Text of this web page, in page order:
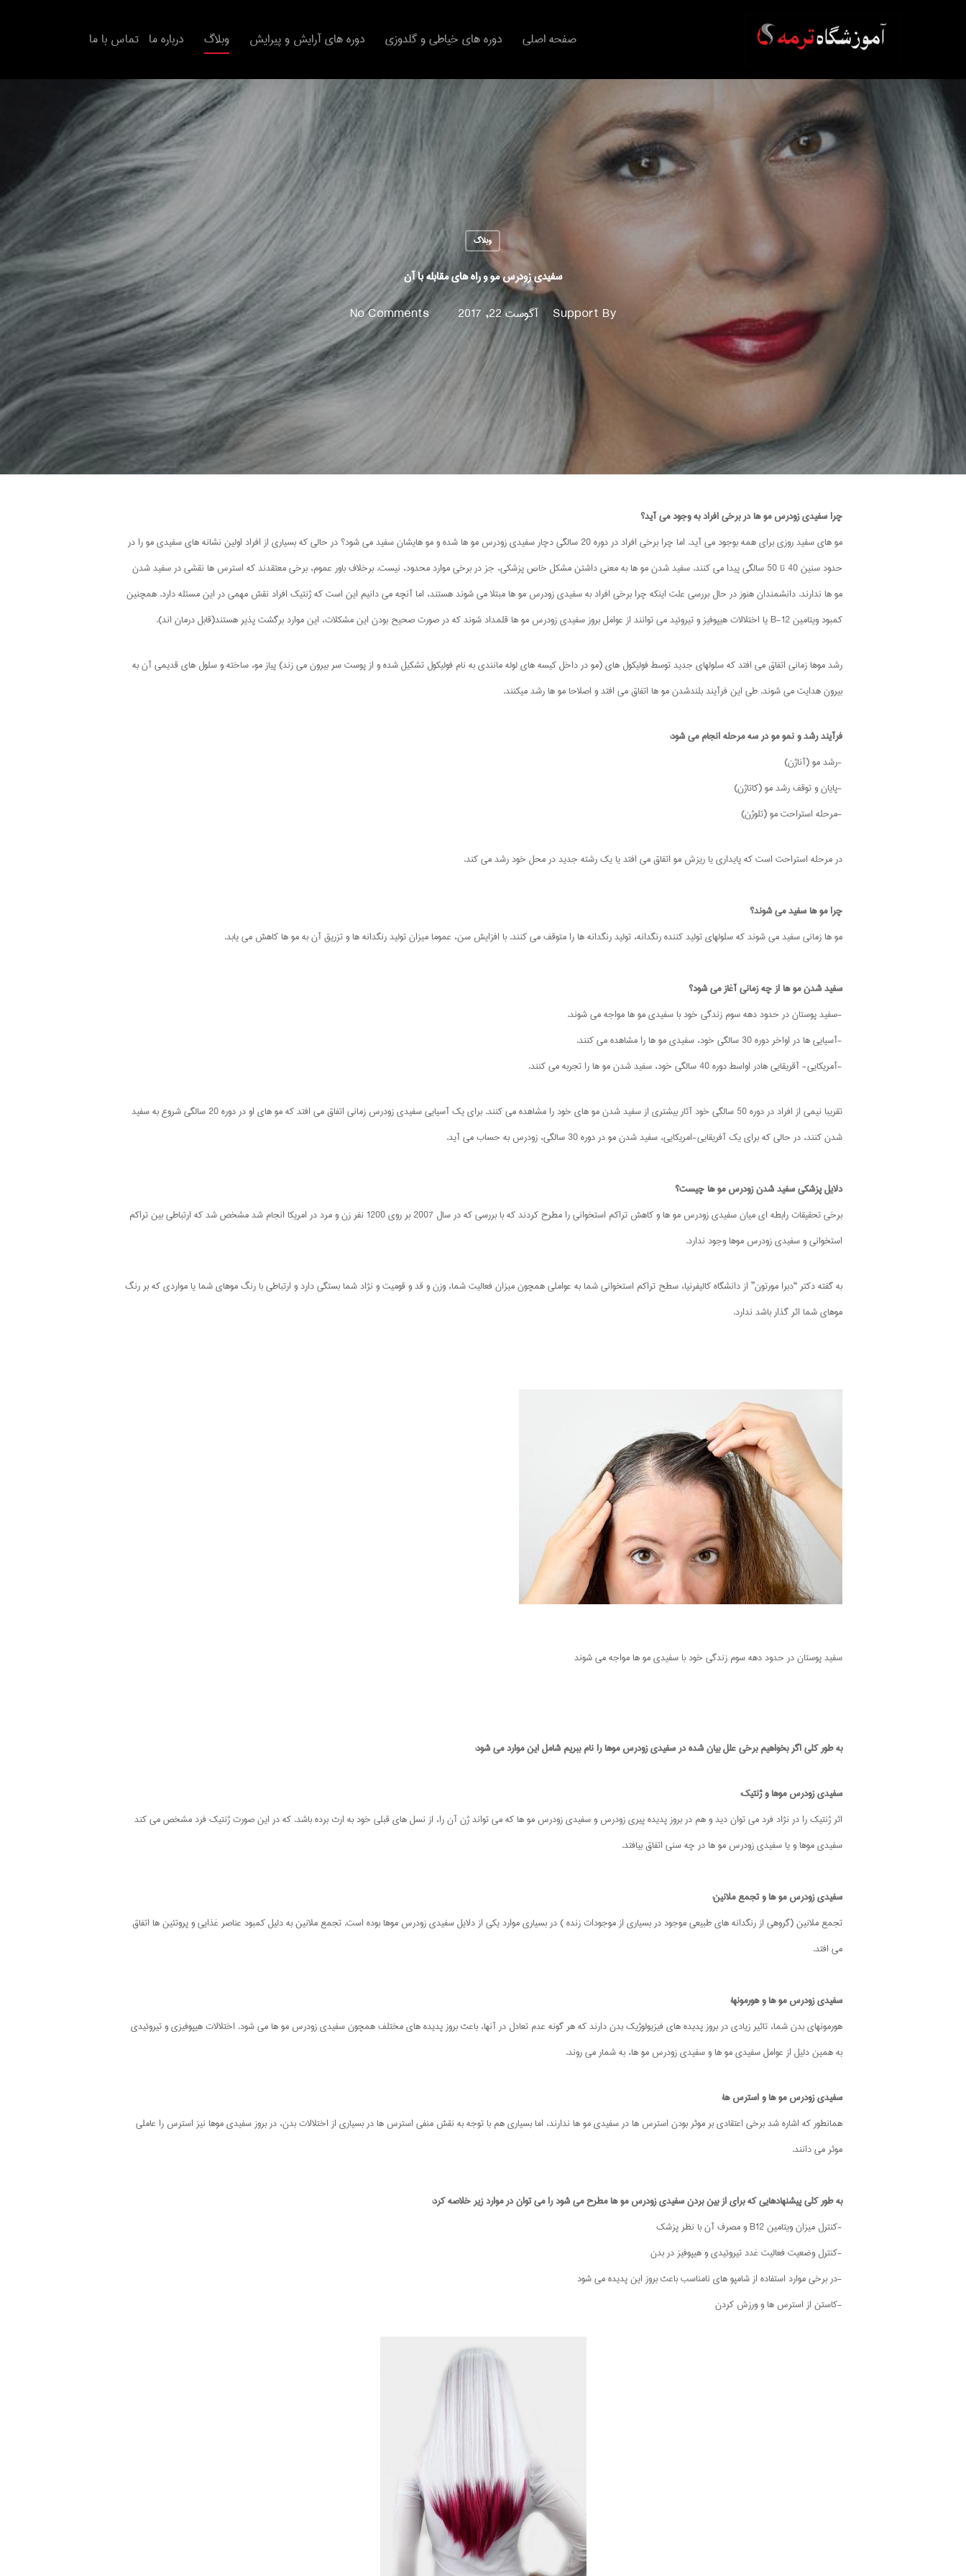
content
صفحه اصلی دوره های خیاطی و گلدوزی دوره های آرایش و پیرایش وبلاگ درباره ما تماس با ما
وبلاگ
سفیدی زودرس مو و راه های مقابله با آن
By
Support آگوست 22, 2017 No Comments
چرا سفیدی زودرس مو ها در برخی افراد به وجود می آید؟
مو های سفید روزی برای همه بوجود می آید. اما چرا برخی افراد در دوره 20 سالگی دچار سفیدی زودرس مو ها شده و مو هایشان سفید می شود؟ در حالی که بسیاری از افراد اولین نشانه های سفیدی مو را در
حدود سنین 40 تا 50 سالگی پیدا می کنند. سفید شدن مو ها به معنی داشتن مشکل خاص پزشکی، جز در برخی موارد محدود، نیست. برخلاف باور عموم، برخی معتقدند که استرس ها نقشی در سفید شدن
مو ها ندارند. دانشمندان هنوز در حال بررسی علت اینکه چرا برخی افراد به سفیدی زودرس مو ها مبتلا می شوند هستند، اما آنچه می دانیم این است که ژنتیک افراد نقش مهمی در این مسئله دارد. همچنین
کمبود ویتامین B-12 یا اختلالات هیپوفیز و تیروئید می توانند از عوامل بروز سفیدی زودرس مو ها قلمداد شوند که در صورت صحیح بودن این مشکلات، این موارد برگشت پذیر هستند(قابل درمان اند).
رشد موها زمانی اتفاق می افتد که سلولهای جدید توسط فولیکول های (مو در داخل کیسه های لوله مانندی به نام فولیکول تشکیل شده و از پوست سر بیرون می زند) پیاز مو، ساخته و سلول های قدیمی آن به
بیرون هدایت می شوند. طی این فرآیند بلندشدن مو ها اتفاق می افتد و اصلاحا مو ها رشد میکنند.
فرآیند رشد و نمو مو در سه مرحله انجام می شود:
-رشد مو (آناژن)
-پایان و توقف رشد مو (کاتاژن)
-مرحله استراحت مو (تلوژن)
در مرحله استراحت است که پایداری یا ریزش مو اتفاق می افتد یا یک رشته جدید در محل خود رشد می کند.
چرا مو ها سفید می شوند؟
مو ها زمانی سفید می شوند که سلولهای تولید کننده رنگدانه، تولید رنگدانه ها را متوقف می کنند. با افزایش سن، عموما میزان تولید رنگدانه ها و تزریق آن به مو ها کاهش می یابد.
سفید شدن مو ها از چه زمانی آغاز می شود؟
-سفید پوستان در حدود دهه سوم زندگی خود با سفیدی مو ها مواجه می شوند.
-آسیایی ها در اواخر دوره 30 سالگی خود، سفیدی مو ها را مشاهده می کنند.
-آمریکایی- آقریقایی هادر اواسط دوره 40 سالگی خود، سفید شدن مو ها را تجربه می کنند.
تقریبا نیمی از افراد در دوره 50 سالگی خود آثار بیشتری از سفید شدن مو های خود را مشاهده می کنند. برای یک آسیایی سفیدی زودرس زمانی اتفاق می افتد که مو های او در دوره 20 سالگی شروع به سفید
شدن کنند، در حالی که برای یک آفریقایی-امریکایی، سفید شدن مو در دوره 30 سالگی، زودرس به حساب می آید.
دلایل پزشکی سفید شدن زودرس مو ها چیست؟
برخی تحقیقات رابطه ای میان سفیدی زودرس مو ها و کاهش تراکم استخوانی را مطرح کردند که با بررسی که در سال 2007 بر روی 1200 نفر زن و مرد در امریکا انجام شد مشخص شد که ارتباطی بین تراکم
استخوانی و سفیدی زودرس موها وجود ندارد.
به گفته دکتر “دبرا مورتون” از دانشگاه کالیفرنیا، سطح تراکم استخوانی شما به عواملی همچون میزان فعالیت شما، وزن و قد و قومیت و نژاد شما بستگی دارد و ارتباطی با رنگ موهای شما یا مواردی که بر رنگ
موهای شما اثر گذار باشد ندارد.
سفید پوستان در حدود دهه سوم زندگی خود با سفیدی مو ها مواجه می شوند
به طور کلی اگر بخواهیم برخی علل بیان شده در سفیدی زودرس موها را نام ببریم شامل این موارد می شود:
سفیدی زودرس موها و ژنتیک:
اثر ژنتیک را در نژاد فرد می توان دید و هم در بروز پدیده پیری زودرس و سفیدی زودرس مو ها که می تواند ژن آن را، از نسل های قبلی خود به ارث برده باشد. که در این صورت ژنتیک فرد مشخص می کند
سفیدی موها و یا سفیدی زودرس مو ها در چه سنی اتفاق بیافتد.
سفیدی زودرس مو ها و تجمع ملانین:
تجمع ملانین (گروهی از رنگدانه های طبیعی موجود در بسیاری از موجودات زنده ) در بسیاری موارد یکی از دلایل سفیدی زودرس موها بوده است. تجمع ملانین به دلیل کمبود عناصر غذایی و پروتئین ها اتفاق
می افتد.
سفیدی زودرس مو ها و هورمونها:
هورمونهای بدن شما، تاثیر زیادی در بروز پدیده های فیزیولوژیک بدن دارند که هر گونه عدم تعادل در آنها، باعث بروز پدیده های مختلف همچون سفیدی زودرس مو ها می شود. اختلالات هیپوفیزی و تیروئیدی
به همین دلیل از عوامل سفیدی مو ها و سفیدی زودرس مو ها، به شمار می روند.
سفیدی زودرس مو ها و استرس ها:
همانطور که اشاره شد برخی اعتقادی بر موثر بودن استرس ها در سفیدی مو ها ندارند، اما بسیاری هم با توجه به نقش منفی استرس ها در بسیاری از اختلالات بدن، در بروز سفیدی موها نیز استرس را عاملی
موثر می دانند.
به طور کلی پیشنهادهایی که برای از بین بردن سفیدی زودرس مو ها مطرح می شود را می توان در موارد زیر خلاصه کرد:
-کنترل میزان ویتامین B12 و مصرف آن با نظر پزشک
-کنترل وضعیت فعالیت غدد تیروئیدی و هیپوفیز در بدن
-در برخی موارد استفاده از شامپو های نامناسب باعث بروز این پدیده می شود
-کاستن از استرس ها و ورزش کردن